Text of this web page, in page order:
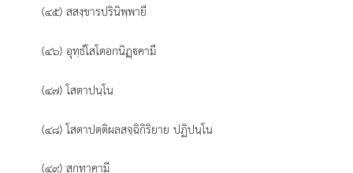
(๔๕) สสงฺขารปรินิพฺพายี
(๔๖) อุทฺธํโสโตอกนิฏฺคามี
(๔๗) โสตาปนฺโน
(๔๘) โสตาปตฺติผลสจฺฉิกิริยาย ปฏิปนฺโน
(๔๙) สกทาคามี